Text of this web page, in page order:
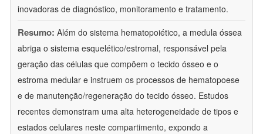
inovadoras de diagnóstico, monitoramento e tratamento.
Resumo: Além do sistema hematopoiético, a medula óssea
abriga o sistema esquelético/estromal, responsável pela
geração das células que compõem o tecido ósseo e o
estroma medular e instruem os processos de hematopoese
e de manutenção/regeneração do tecido ósseo. Estudos
recentes demonstram uma alta heterogeneidade de tipos e
estados celulares neste compartimento, expondo a